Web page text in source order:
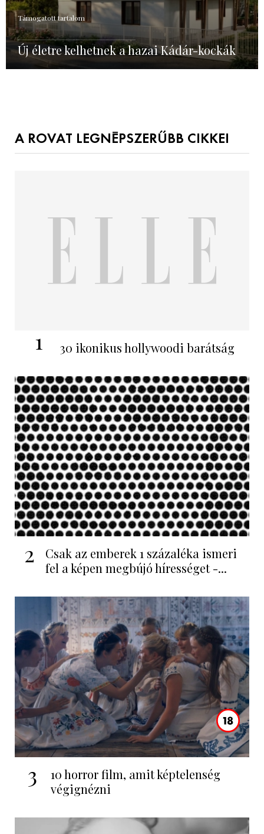
Támogatott tartalom
Új életre kelhetnek a hazai Kádár-kockák
A ROVAT LEGNÉPSZERŰBB CIKKEI
1 30 ikonikus hollywoodi barátság
2
Csak az emberek 1 százaléka ismeri
fel a képen megbújó hírességet -...
3
10 horror film, amit képtelenség
végignézni